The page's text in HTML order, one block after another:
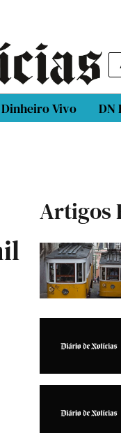
Dinheiro Vivo DN
Artigos